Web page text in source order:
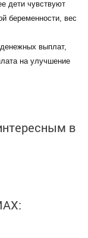
дети чувствуют
беременности, вес
выплат,
на улучшение
в